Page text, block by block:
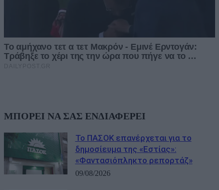
ΜΠΟΡΕΙ ΝΑ ΣΑΣ ΕΝΔΙΑΦΕΡΕΙ
Το ΠΑΣΟΚ επανέρχεται για το
δημοσίευμα της «Εστίας»:
«Φαντασιόπληκτο ρεπορτάζ»
09/08/2026